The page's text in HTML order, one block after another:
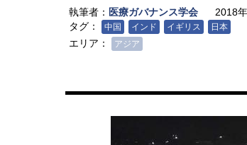
執筆者： 医療ガバナンス学会
2018
タグ：
中国 インド イギリス 日本
エリア： アジア